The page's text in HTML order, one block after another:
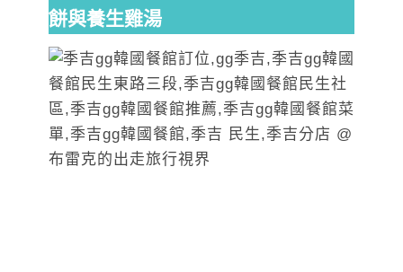
餅與養生雞湯